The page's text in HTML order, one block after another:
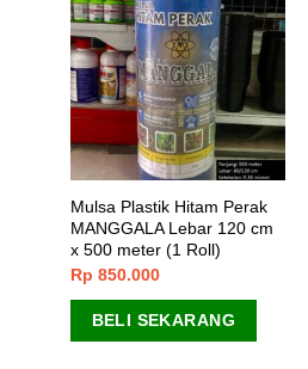
Mulsa Plastik Hitam Perak
MANGGALA Lebar 120 cm
x 500 meter (1 Roll)
Rp 850.000
BELI SEKARANG